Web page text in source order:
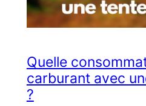
Quelle
carburant avec
?